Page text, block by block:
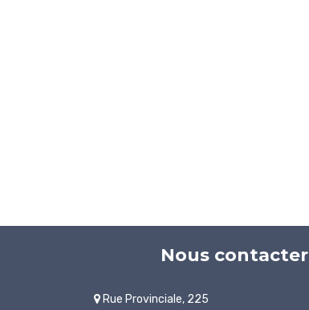
Nous contacter
Rue Provinciale, 225